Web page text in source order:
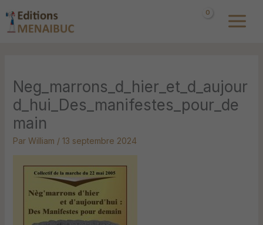
au
contenu
Neg_marrons_d_hier_et_d_aujour
d_hui_Des_manifestes_pour_de
main
Par William / 13 septembre 2024